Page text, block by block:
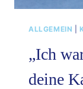
ALLGEMEIN |
„Ich
deine